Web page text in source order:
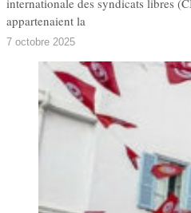
internationale des syndicats libres
appartenaient la
7 octobre 2025